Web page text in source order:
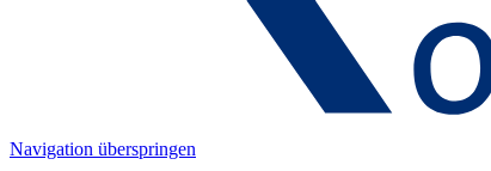
Navigation überspringen